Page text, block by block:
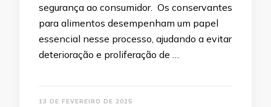
segurança ao consumidor. Os conservantes
para alimentos desempenham um papel
essencial nesse processo, ajudando a evitar
deterioração e proliferação de …
13 DE FEVEREIRO DE 2025